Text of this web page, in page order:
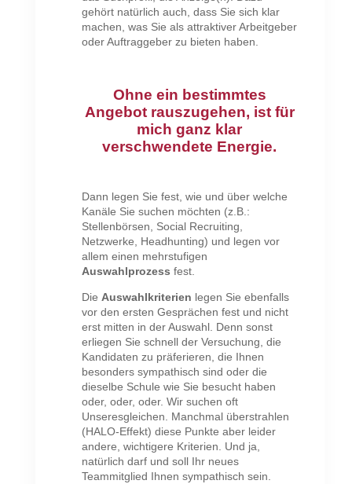
gehört natürlich auch, dass Sie sich klar
machen, was Sie als attraktiver Arbeitgeber
oder Auftraggeber zu bieten haben.
Ohne ein bestimmtes
Angebot rauszugehen, ist für
mich ganz klar
verschwendete Energie.
Dann legen Sie fest, wie und über welche
Kanäle Sie suchen möchten (z.B.:
Stellenbörsen, Social Recruiting,
Netzwerke, Headhunting) und legen vor
allem einen mehrstufigen
Auswahlprozess fest.
DieAuswahlkriterien legen Sie ebenfalls
vor den ersten Gesprächen fest und nicht
erst mitten in der Auswahl. Denn sonst
erliegen Sie schnell der Versuchung, die
Kandidaten zu präferieren, die Ihnen
besonders sympathisch sind oder die
dieselbe Schule wie Sie besucht haben
oder, oder, oder. Wir suchen oft
Unseresgleichen. Manchmal überstrahlen
(HALO-Effekt) diese Punkte aber leider
andere, wichtigere Kriterien. Und ja,
natürlich darf und soll Ihr neues
Teammitglied Ihnen sympathisch sein.